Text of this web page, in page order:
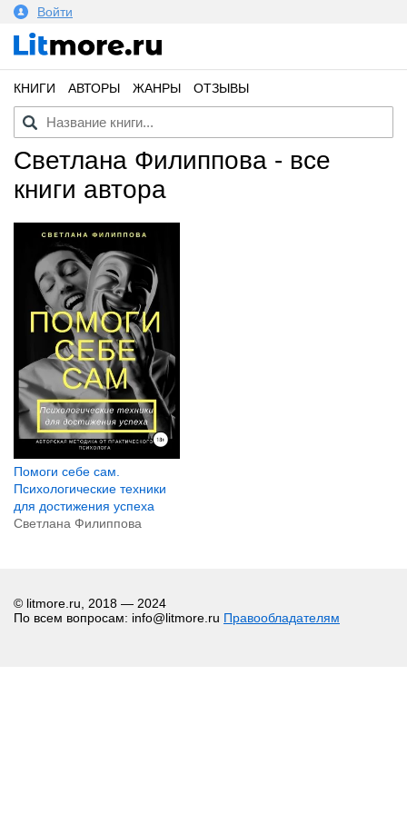
Войти
КНИГИ АВТОРЫ ЖАНРЫ ОТЗЫВЫ
Светлана Филиппова - все
книги автора
Помоги себе сам.
Психологические техники
для достижения успеха
Светлана Филиппова
© litmore.ru, 2018 — 2024
По всем вопросам: info@litmore.ru Правообладателям